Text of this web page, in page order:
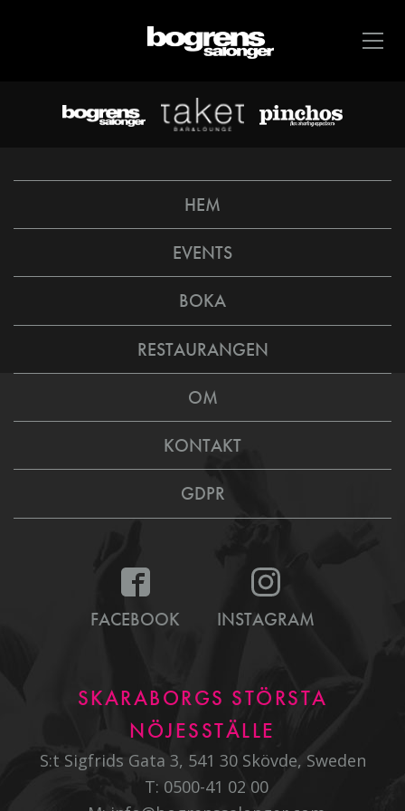
HEM
EVENTS
BOKA
RESTAURANGEN
OM
KONTAKT
GDPR
FACEBOOK INSTAGRAM
SKARABORGS STÖRSTA
NÖJESSTÄLLE
S:t Sigfrids Gata 3, 541 30 Skövde, Sweden
T: 0500-41 02 00